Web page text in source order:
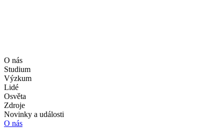
O nás
Studium
Výzkum
Lidé
Osvěta
Zdroje
Novinky a události
O nás